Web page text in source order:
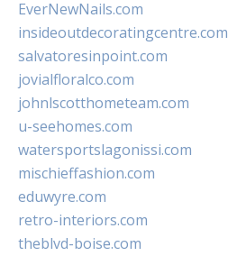
EverNewNails.com
insideoutdecoratingcentre.com
salvatoresinpoint.com
jovialfloralco.com
johnlscotthometeam.com
u-seehomes.com
watersportslagonissi.com
mischieffashion.com
eduwyre.com
retro-interiors.com
theblvd-boise.com